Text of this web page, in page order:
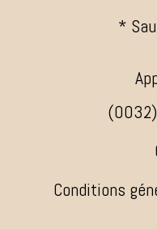
*
Conditions